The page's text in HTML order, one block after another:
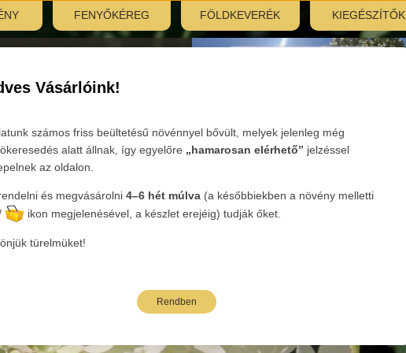
Vásárlóink!
számos friss beültetésű növénnyel bővült, melyek jelenleg még
alatt állnak, így egyelőre „hamarosan elérhető” jelzéssel
az oldalon.
és megvásárolni 4–6 hét múlva (a későbbiekben a növény melletti
ikon megjelenésével, a készlet erejéig) tudják őket.
türelmüket!
Rendben
FENYŐKÉREG FÖLDKEVERÉK KIEGÉSZÍTŐK
Tovább